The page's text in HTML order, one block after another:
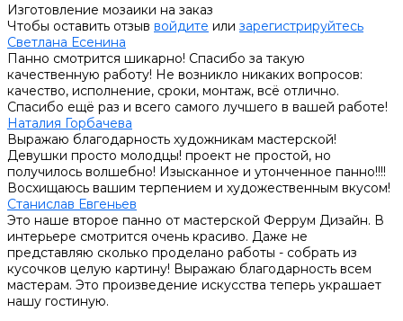
Изготовление мозаики на заказ
Чтобы оставить отзыв войдите или зарегистрируйтесь
Светлана Есенина
Панно смотрится шикарно! Спасибо за такую
качественную работу! Не возникло никаких вопросов:
качество, исполнение, сроки, монтаж, всё отлично.
Спасибо ещё раз и всего самого лучшего в вашей работе!
Наталия Горбачева
Выражаю благодарность художникам мастерской!
Девушки просто молодцы! проект не простой, но
получилось волшебно! Изысканное и утонченное панно!!!!
Восхищаюсь вашим терпением и художественным вкусом!
Станислав Евгеньев
Это наше второе панно от мастерской Феррум Дизайн. В
интерьере смотрится очень красиво. Даже не
представляю сколько проделано работы - собрать из
кусочков целую картину! Выражаю благодарность всем
мастерам. Это произведение искусства теперь украшает
нашу гостиную.